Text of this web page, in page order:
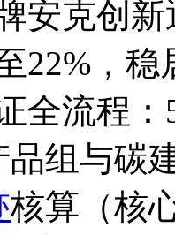
安克创
22%，稳
全流程
组与碳
核算（核